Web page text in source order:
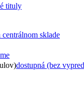
tituly
centrálnom sklade
dostupná (bez